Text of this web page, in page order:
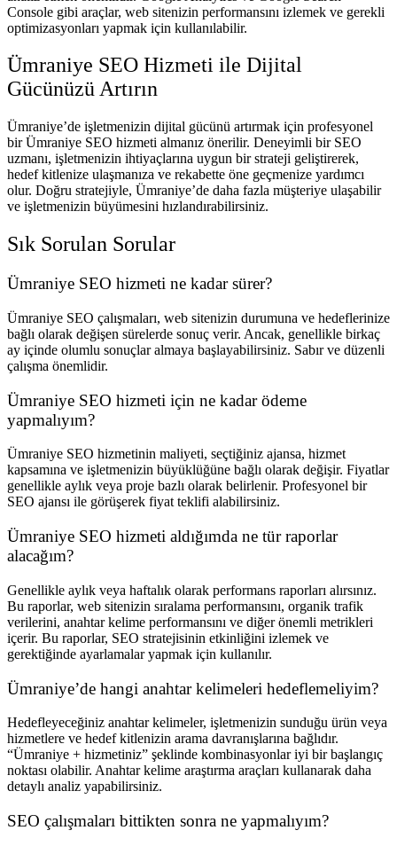
Console gibi araçlar, web sitenizin performansını izlemek ve gerekli
optimizasyonları yapmak için kullanılabilir.
Ümraniye SEO Hizmeti ile Dijital
Gücünüzü Artırın
Ümraniye’de işletmenizin dijital gücünü artırmak için profesyonel
bir Ümraniye SEO hizmeti almanız önerilir. Deneyimli bir SEO
uzmanı, işletmenizin ihtiyaçlarına uygun bir strateji geliştirerek,
hedef kitlenize ulaşmanıza ve rekabette öne geçmenize yardımcı
olur. Doğru stratejiyle, Ümraniye’de daha fazla müşteriye ulaşabilir
ve işletmenizin büyümesini hızlandırabilirsiniz.
Sık Sorulan Sorular
Ümraniye SEO hizmeti ne kadar sürer?
Ümraniye SEO çalışmaları, web sitenizin durumuna ve hedeflerinize
bağlı olarak değişen sürelerde sonuç verir. Ancak, genellikle birkaç
ay içinde olumlu sonuçlar almaya başlayabilirsiniz. Sabır ve düzenli
çalışma önemlidir.
Ümraniye SEO hizmeti için ne kadar ödeme
yapmalıyım?
Ümraniye SEO hizmetinin maliyeti, seçtiğiniz ajansa, hizmet
kapsamına ve işletmenizin büyüklüğüne bağlı olarak değişir. Fiyatlar
genellikle aylık veya proje bazlı olarak belirlenir. Profesyonel bir
SEO ajansı ile görüşerek fiyat teklifi alabilirsiniz.
Ümraniye SEO hizmeti aldığımda ne tür raporlar
alacağım?
Genellikle aylık veya haftalık olarak performans raporları alırsınız.
Bu raporlar, web sitenizin sıralama performansını, organik trafik
verilerini, anahtar kelime performansını ve diğer önemli metrikleri
içerir. Bu raporlar, SEO stratejisinin etkinliğini izlemek ve
gerektiğinde ayarlamalar yapmak için kullanılır.
Ümraniye’de hangi anahtar kelimeleri hedeflemeliyim?
Hedefleyeceğiniz anahtar kelimeler, işletmenizin sunduğu ürün veya
hizmetlere ve hedef kitlenizin arama davranışlarına bağlıdır.
“Ümraniye + hizmetiniz” şeklinde kombinasyonlar iyi bir başlangıç
noktası olabilir. Anahtar kelime araştırma araçları kullanarak daha
detaylı analiz yapabilirsiniz.
SEO çalışmaları bittikten sonra ne yapmalıyım?